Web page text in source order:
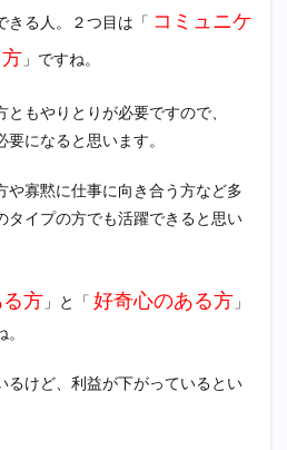
きる人。２つ目は「 コミュニケ
」ですね。
もやりとりが必要ですので、
になると思います。
や寡黙に仕事に向き合う方など多
タイプの方でも活躍できると思い
方 」と「 好奇心のある方 」
るけど、利益が下がっているとい